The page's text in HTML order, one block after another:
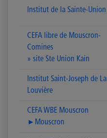
Institut de la Sainte-Union
CEFA libre de Mouscron-
Comines
» site Ste Union Kain
Institut Saint-Joseph de La
Louvière
CEFA WBE Mouscron
►Mouscron